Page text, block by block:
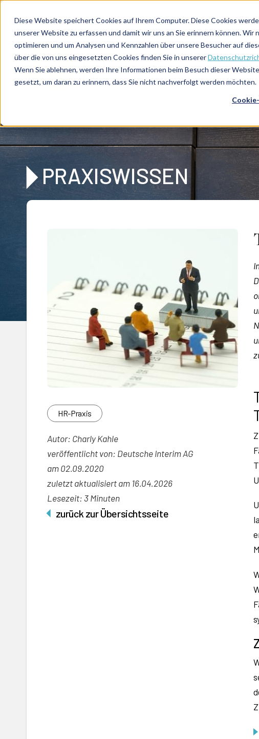
Diese Website speichert Cookies auf Ihrem Computer. Diese Cookies
unserer Website zu erfassen und damit wir uns an Sie erinnern können.
optimieren und um Analysen und Kennzahlen über unsere Besucher auf
über die von uns eingesetzten Cookies finden Sie in unserer
Wenn Sie ablehnen, werden Ihre Informationen beim Besuch dieser
gesetzt, um daran zu erinnern, dass Sie nicht nachverfolgt werden möchten.
Deutsche
InterimAG
Tipps für erfolgreiches
PRAXISWISSEN
HR-Praxis
Autor: Charly Kahle
veröffentlicht von: Deutsche Interim AG
am02.09.2020
zuletzt aktualisiert am 16.04.2026
Lesezeit: 3 Minuten
zurück zur Übersichtsseite